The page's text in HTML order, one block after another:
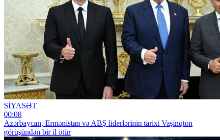
SİYASƏT
00:08
Azərbaycan, Ermənistan və ABŞ liderlərinin tarixi Vaşinqton
görüşündən bir il ötür